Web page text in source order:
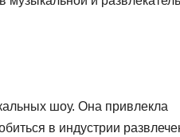
шоу. Она привлекла
в индустрии